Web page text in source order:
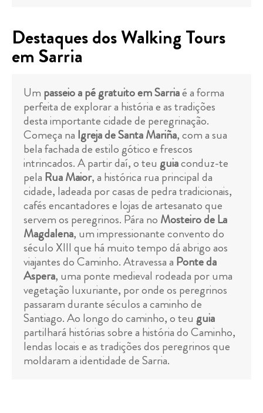
Destaques dos Walking Tours
em Sarria
Um passeio a pé gratuito em Sarriaé a forma
perfeita de explorar a história e as tradições
desta importante cidade de peregrinação.
Começa na Igreja de Santa Mariña, com a sua
bela fachada de estilo gótico e frescos
intrincados. A partir daí, o teu guiaconduz-te
pela Rua Maior, a histórica rua principal da
cidade, ladeada por casas de pedra tradicionais,
cafés encantadores e lojas de artesanato que
servem os peregrinos. Pára no Mosteiro de La
Magdalena, um impressionante convento do
século XIII que há muito tempo dá abrigo aos
viajantes do Caminho. Atravessa a Ponte da
Aspera, uma ponte medieval rodeada por uma
vegetação luxuriante, por onde os peregrinos
passaram durante séculos a caminho de
Santiago. Ao longo do caminho, o teu guia
partilhará histórias sobre a história do Caminho,
lendas locais e as tradições dos peregrinos que
moldaram a identidade de Sarria.